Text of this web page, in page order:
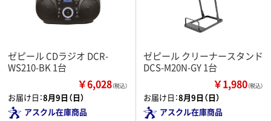
ゼピール CDラジオ DCR-
WS210-BK 1台
￥6,028（税込）
お届け日：8月9日（日）
アスクル在庫商品
ゼピール クリーナースタンド
DCS-M20N-GY 1台
￥1,980（税込）
お届け日：8月9日（日）
アスクル在庫商品